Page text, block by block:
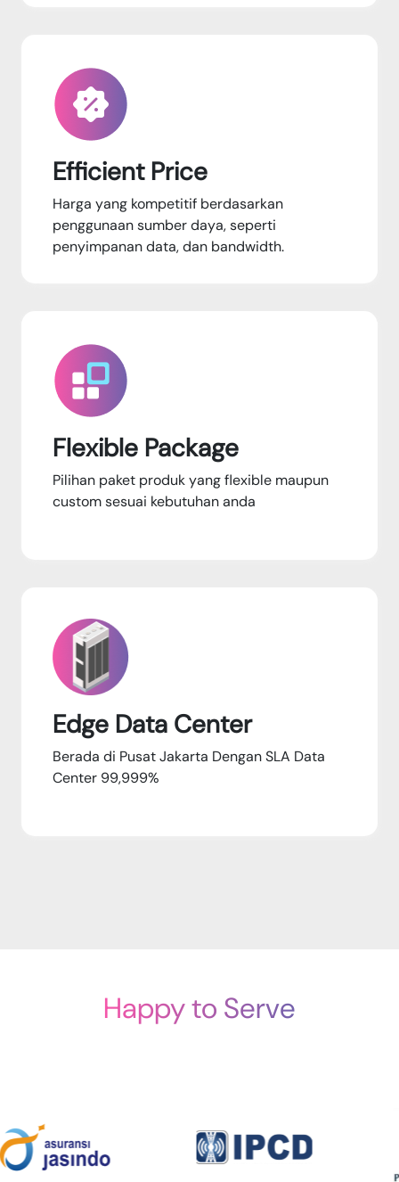
Efficient Price
Harga yang kompetitif berdasarkan
penggunaan sumber daya, seperti
penyimpanan data, dan bandwidth.
Flexible Package
Pilihan paket produk yang flexible maupun
custom sesuai kebutuhan anda
Edge Data Center
Berada di Pusat Jakarta Dengan SLA Data
Center 99,999%
Happy to Serve